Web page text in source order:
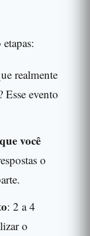
realmente
evento
você
o
: 2 a 4
o